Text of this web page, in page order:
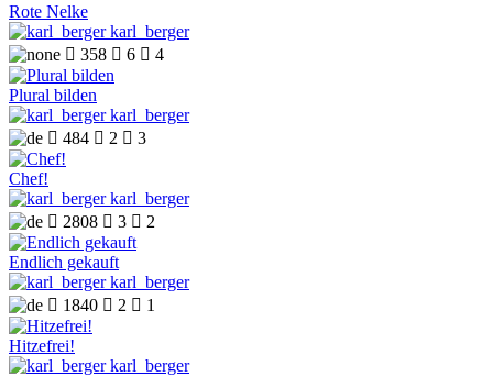
Rote Nelke
karl_berger
 358  6  4
Plural bilden
karl_berger
 484  2  3
Chef!
karl_berger
 2808  3  2
Endlich gekauft
karl_berger
 1840  2  1
Hitzefrei!
karl_berger